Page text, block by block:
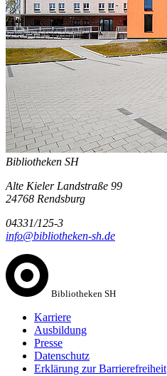
Bibliotheken SH
Alte Kieler Landstraße 99
24768 Rendsburg
04331/125-3
info@bibliotheken-sh.de
Bibliotheken SH
Karriere
Ausbildung
Presse
Datenschutz
Erklärung zur Barrierefreiheit